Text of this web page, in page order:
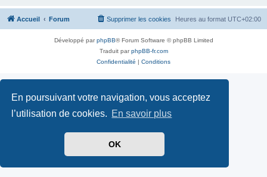
En poursuivant votre navigation, vous acceptez
l’utilisation de cookies. En savoir plus
OK
Accueil Forum Heures au format UTC+02:00
Supprimer les cookies
Développé parphpBB® Forum Software © phpBB Limited
Traduit parphpBB-fr.com
Confidentialité | Conditions